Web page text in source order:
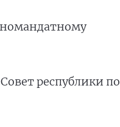
республики по